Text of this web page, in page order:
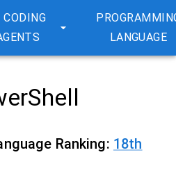
CODING
LANGUAGE
Ranking: 18th